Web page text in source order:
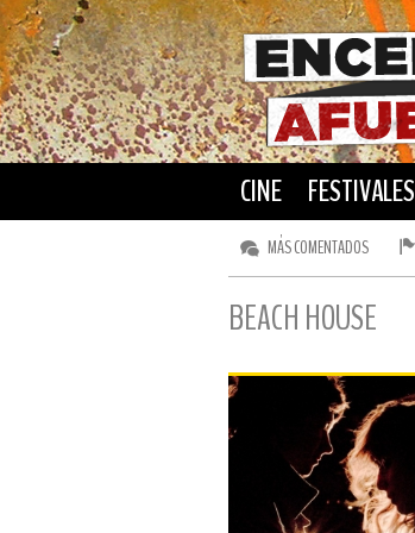
CINE FESTIVALES
MÁS COMENTADOS
BEACH HOUSE